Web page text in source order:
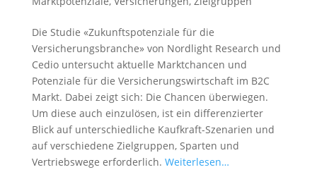
Die Studie «Zukunftspotenziale für die
Versicherungsbranche» von Nordlight Research und
Cedio untersucht aktuelle Marktchancen und
Potenziale für die Versicherungswirtschaft im B2C
Markt. Dabei zeigt sich: Die Chancen überwiegen.
Um diese auch einzulösen, ist ein differenzierter
Blick auf unterschiedliche Kaufkraft-Szenarien und
auf verschiedene Zielgruppen, Sparten und
Vertriebswege erforderlich. Weiterlesen…